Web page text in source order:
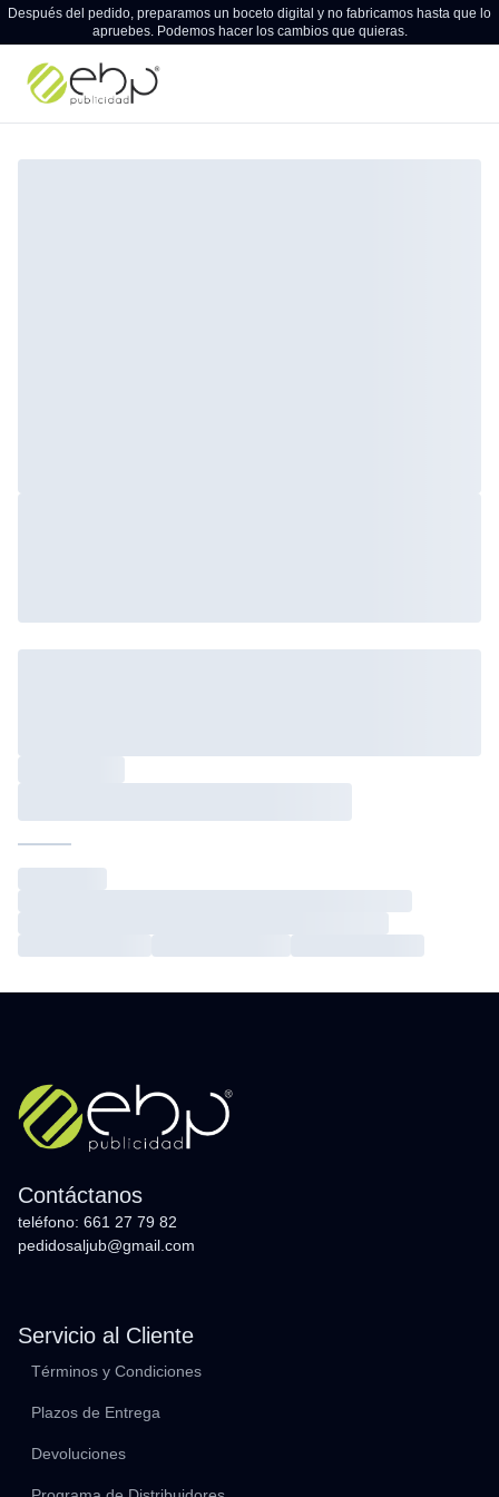
Después del pedido, preparamos un boceto digital y no fabricamos hasta que lo
apruebes. Podemos hacer los cambios que quieras.
Contáctanos
teléfono: 661 27 79 82
pedidosaljub@gmail.com
Servicio al Cliente
Términos y Condiciones
Plazos de Entrega
Devoluciones